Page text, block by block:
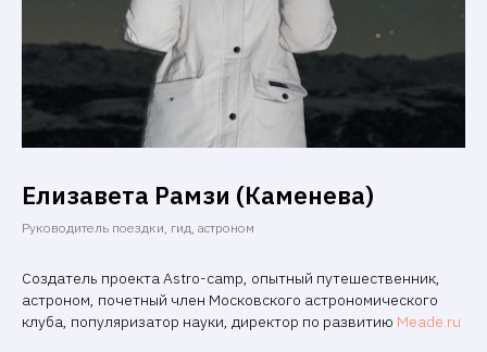
Елизавета Рамзи (Каменева)
Руководитель поездки, гид, астроном
Создатель проекта Astro-camp, опытный путешественник,
астроном, почетный член Московского астрономического
клуба, популяризатор науки, директор по развитию Meade.ru